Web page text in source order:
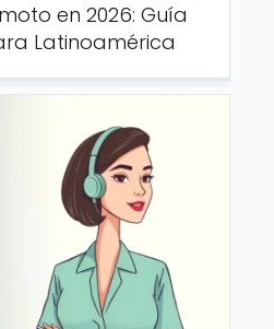
en 2026: Guía
Latinoamérica